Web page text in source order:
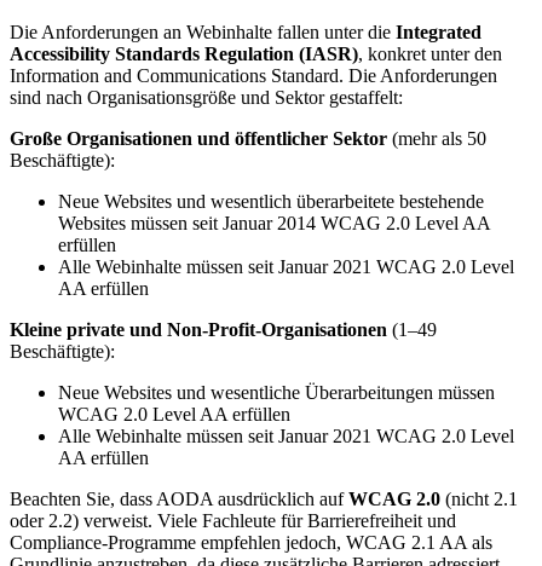
Die Anforderungen an Webinhalte fallen unter die Integrated
Accessibility Standards Regulation (IASR), konkret unter den
Information and Communications Standard. Die Anforderungen
sind nach Organisationsgröße und Sektor gestaffelt:
Große Organisationen und öffentlicher Sektor (mehr als 50
Beschäftigte):
Neue Websites und wesentlich überarbeitete bestehende
Websites müssen seit Januar 2014 WCAG 2.0 Level AA
erfüllen
Alle Webinhalte müssen seit Januar 2021 WCAG 2.0 Level
AA erfüllen
Kleine private und Non-Profit-Organisationen (1–49
Beschäftigte):
Neue Websites und wesentliche Überarbeitungen müssen
WCAG 2.0 Level AA erfüllen
Alle Webinhalte müssen seit Januar 2021 WCAG 2.0 Level
AA erfüllen
Beachten Sie, dass AODA ausdrücklich aufWCAG 2.0 (nicht 2.1
oder 2.2) verweist. Viele Fachleute für Barrierefreiheit und
Compliance-Programme empfehlen jedoch, WCAG 2.1 AA als